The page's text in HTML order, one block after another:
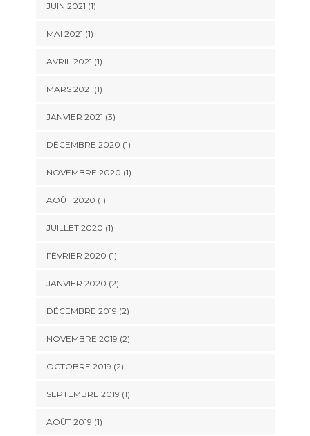
JUIN 2021 (1)
MAI 2021 (1)
AVRIL 2021 (1)
MARS 2021 (1)
JANVIER 2021 (3)
DÉCEMBRE 2020 (1)
NOVEMBRE 2020 (1)
AOÛT 2020 (1)
JUILLET 2020 (1)
FÉVRIER 2020 (1)
JANVIER 2020 (2)
DÉCEMBRE 2019 (2)
NOVEMBRE 2019 (2)
OCTOBRE 2019 (2)
SEPTEMBRE 2019 (1)
AOÛT 2019 (1)